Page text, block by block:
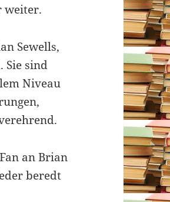
weiter.
Sewells,
Sie sind
Niveau
an Brian
beredt